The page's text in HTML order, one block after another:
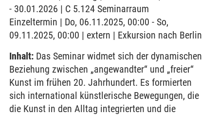
- 30.01.2026 | C 5.124 Seminarraum
Einzeltermin | Do, 06.11.2025, 00:00 - So,
09.11.2025, 00:00 | extern | Exkursion nach Berlin
Inhalt: Das Seminar widmet sich der dynamischen
Beziehung zwischen „angewandter“ und „freier“
Kunst im frühen 20. Jahrhundert. Es formierten
sich international künstlerische Bewegungen, die
die Kunst in den Alltag integrierten und die